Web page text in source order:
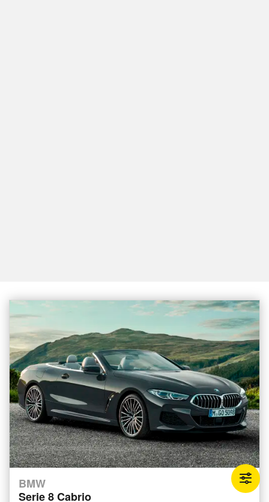
BMW
Serie 8 Cabrio